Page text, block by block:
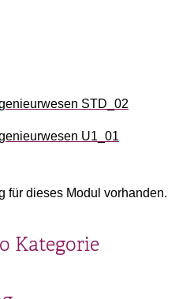
STD_02
U1_01
für dieses Modul vorhanden.
Kategorie